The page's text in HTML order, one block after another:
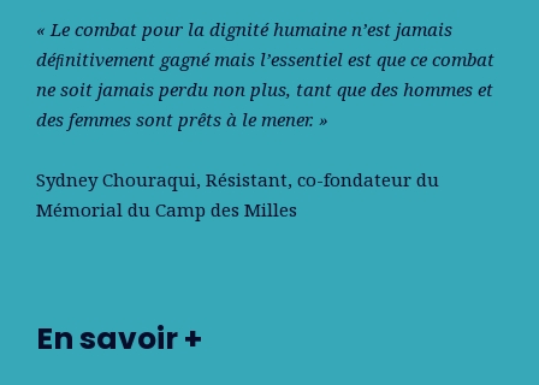
« Le combat pour la dignité humaine n’est jamais
déﬁnitivement gagné mais l’essentiel est que ce combat
ne soit jamais perdu non plus, tant que des hommes et
des femmes sont prêts à le mener. »
Sydney Chouraqui, Résistant, co-fondateur du
Mémorial du Camp des Milles
En savoir +